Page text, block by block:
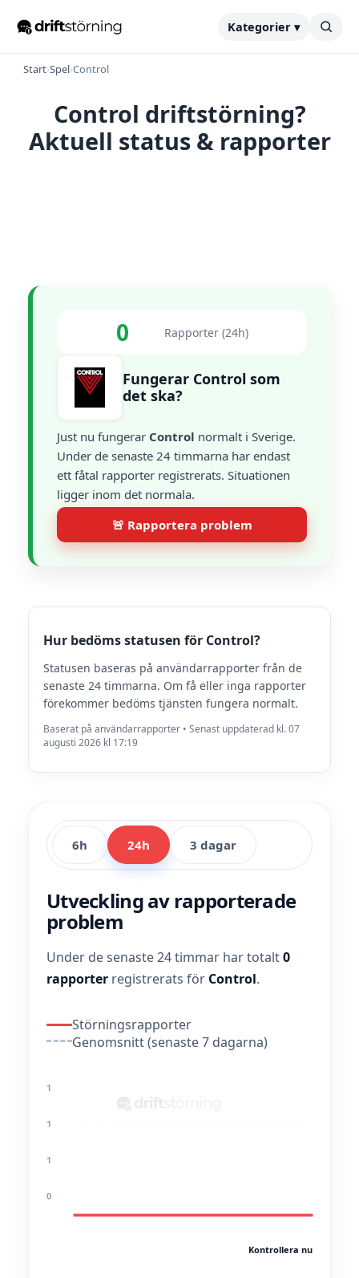
Kategorier ▾
Start›Spel›Control
Control driftstörning?
Aktuell status & rapporter
0 Rapporter (24h)
Fungerar Control som
det ska?
Just nu fungerar Control normalt i Sverige.
Under de senaste 24 timmarna har endast
ett fåtal rapporter registrerats. Situationen
ligger inom det normala.
🚨 Rapportera problem
Hur bedöms statusen för Control?
Statusen baseras på användarrapporter från de
senaste 24 timmarna. Om få eller inga rapporter
förekommer bedöms tjänsten fungera normalt.
Baserat på användarrapporter • Senast uppdaterad kl. 07
augusti 2026 kl 17:19
6h 24h 3 dagar
Utveckling av rapporterade
problem
Under de senaste 24 timmar har totalt0
rapporter registrerats för Control.
Störningsrapporter
Genomsnitt (senaste 7 dagarna)
1
1
1
0
Kontrollera nu